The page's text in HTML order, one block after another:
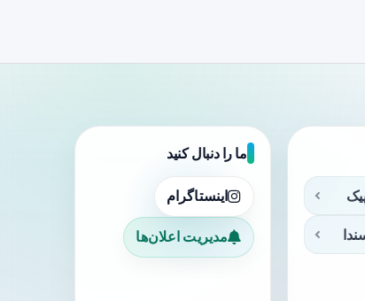
ما را دنبال کنید
اینستاگرام
مدیریت اعلان‌ها